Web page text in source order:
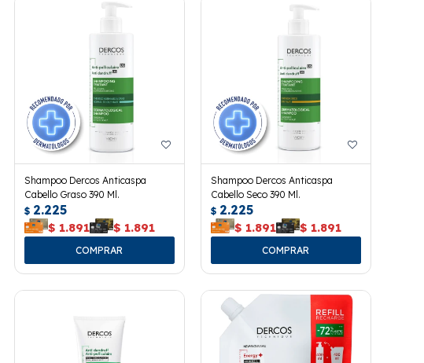
Shampoo Dercos Anticaspa
Cabello Graso 390 Ml.
$ 2.225
$ 1.891 $ 1.891
Shampoo Dercos Anticaspa
Cabello Seco 390 Ml.
$ 2.225
$ 1.891 $ 1.891